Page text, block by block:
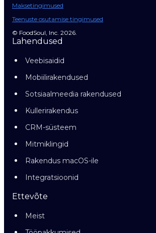
Maksetingimused
Teenuste osutamise tingimused
© FoodSoul, Inc. 2026.
Lahendused
Veebisaidid
Mobiilirakendused
Sotsiaalmeedia rakendused
Kullerirakendus
CRM-süsteem
Mitmiklingid
Rakendus macOS-ile
Integratsioonid
Ettevõte
Meist